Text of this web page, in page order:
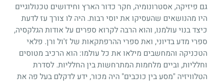
גם פיזיקה, אסטרונומיה, חקר כדור הארץ וחידושים טכנולוגיים
היו מהנושאים שהעסיקו את יוסי רבות. היה לו צורך עז לדעת
כיצד בנוי עולמנו, והוא הרבה לקרוא ספרים על אודות הגלקסיה,
ספרי מדע בדיוני, ואת ספרי ההרפתקאות של ז'ול ורן. פלאי
הטכניקה והמחשבים מילאו את כל עולמו: הוא הרכיב מטוסים
וחלליות, וביים מלחמות המתרחשות בין החלליות. לסדרת
הטלוויזיה "מסע בין כוכבים" היה מכור, ידע לדקלם בעל פה את